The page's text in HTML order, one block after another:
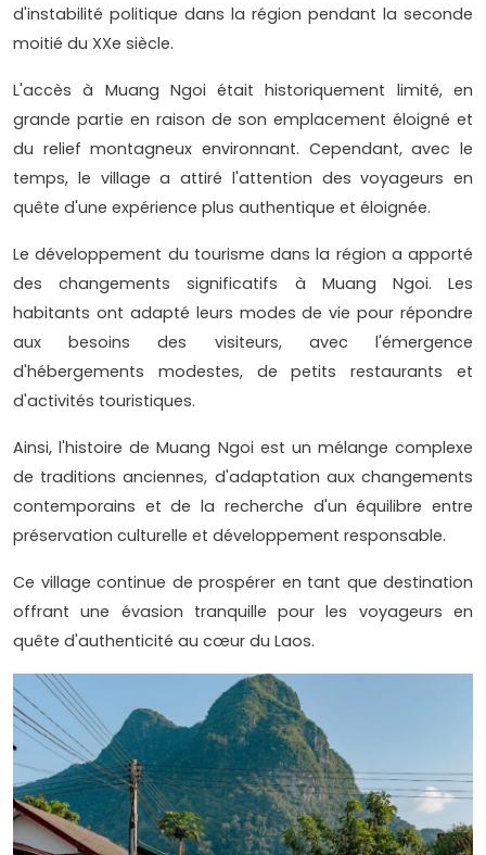
d'instabilité politique dans la région pendant la seconde
moitié du XXe siècle.
L'accès à Muang Ngoi était historiquement limité, en
grande partie en raison de son emplacement éloigné et
du relief montagneux environnant. Cependant, avec le
temps, le village a attiré l'attention des voyageurs en
quête d'une expérience plus authentique et éloignée.
Le développement du tourisme dans la région a apporté
des changements significatifs à Muang Ngoi. Les
habitants ont adapté leurs modes de vie pour répondre
aux besoins des visiteurs, avec l'émergence
d'hébergements modestes, de petits restaurants et
d'activités touristiques.
Ainsi, l'histoire de Muang Ngoi est un mélange complexe
de traditions anciennes, d'adaptation aux changements
contemporains et de la recherche d'un équilibre entre
préservation culturelle et développement responsable.
Ce village continue de prospérer en tant que destination
offrant une évasion tranquille pour les voyageurs en
quête d'authenticité au cœur du Laos.